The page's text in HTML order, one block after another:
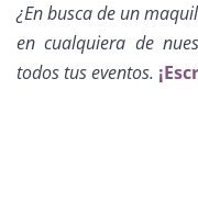
¿En busca de un
en cualquiera de
todos tus eventos.